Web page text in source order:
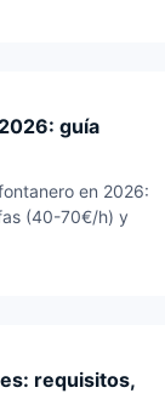
guía
en 2026:
(40-70€/h) y
requisitos,